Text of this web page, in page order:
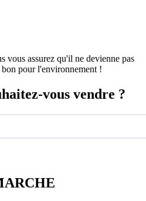
vous assurez qu'il ne devienne pas
bon pour l'environnement !
vous vendre ?